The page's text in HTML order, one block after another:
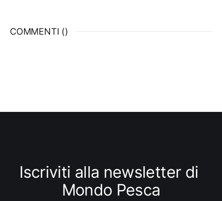
COMMENTI ()
Iscriviti alla newsletter di
Mondo Pesca